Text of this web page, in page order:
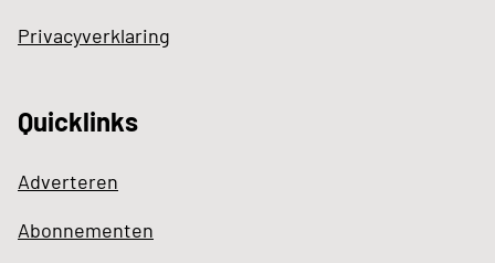
Privacyverklaring
Quicklinks
Adverteren
Abonnementen